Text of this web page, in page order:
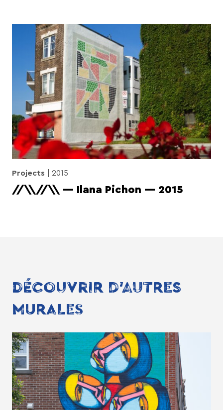
Projects 2015
//\\//\\ — Ilana Pichon — 2015
DÉCOUVRIR D'AUTRES
MURALES